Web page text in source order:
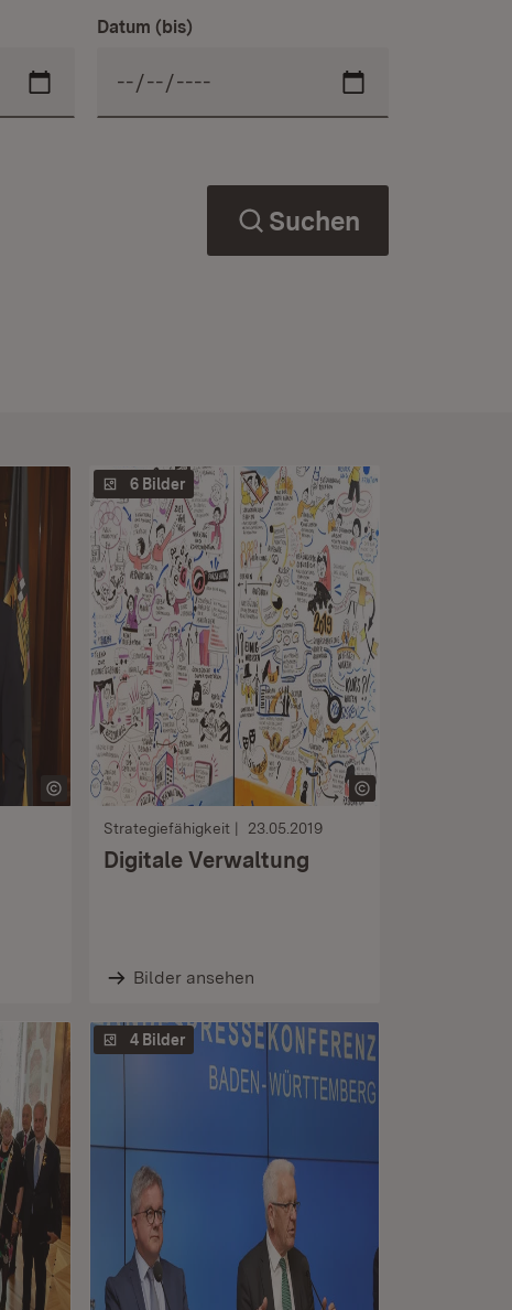
Datum (bis)
Suchen
6 Bilder
Strategiefähigkeit 23.05.2019
Digitale Verwaltung
Bilder ansehen
4 Bilder